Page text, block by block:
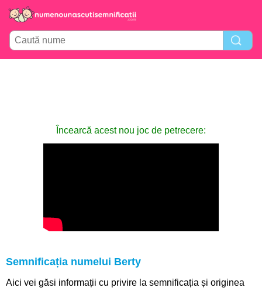
Încearcă acest nou joc de petrecere:
Semnificația numelui Berty
Aici vei găsi informații cu privire la semnificația și originea